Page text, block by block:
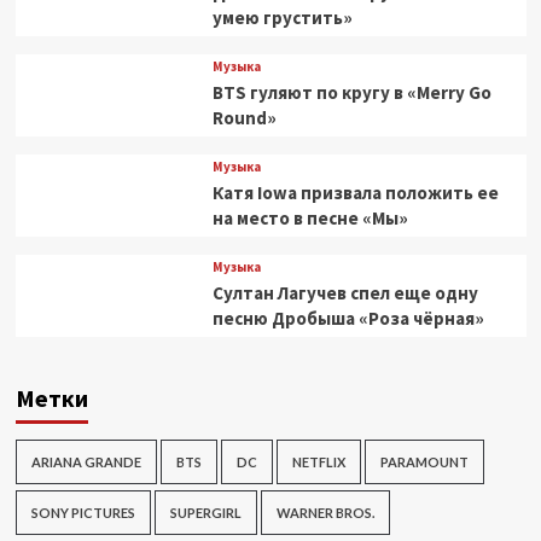
умею грустить»
Музыка
BTS гуляют по кругу в «Merry Go
Round»
Музыка
Катя Iowa призвала положить ее
на место в песне «Мы»
Музыка
Султан Лагучев спел еще одну
песню Дробыша «Роза чёрная»
Метки
ARIANA GRANDE BTS DC NETFLIX PARAMOUNT
SONY PICTURES SUPERGIRL WARNER BROS.